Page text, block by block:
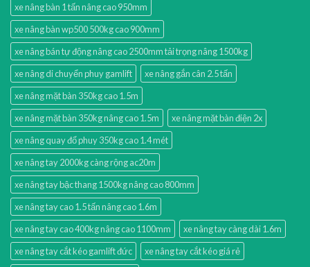
xe nâng bàn 1 tấn nâng cao 950mm
xe nâng bàn wp500 500kg cao 900mm
xe nâng bán tự động nâng cao 2500mm tải trọng nâng 1500kg
xe nâng di chuyển phuy gamlift
xe nâng gắn cân 2.5 tấn
xe nâng mặt bàn 350kg cao 1.5m
xe nâng mặt bàn 350kg nâng cao 1.5m
xe nâng mặt bàn điện 2x
xe nâng quay đổ phuy 350kg cao 1.4 mét
xe nâng tay 2000kg càng rộng ac20m
xe nâng tay bậc thang 1500kg nâng cao 800mm
xe nâng tay cao 1.5 tấn nâng cao 1.6m
xe nâng tay cao 400kg nâng cao 1100mm
xe nâng tay càng dài 1.6m
xe nâng tay cắt kéo gamlift đức
xe nâng tay cắt kéo giá rẻ